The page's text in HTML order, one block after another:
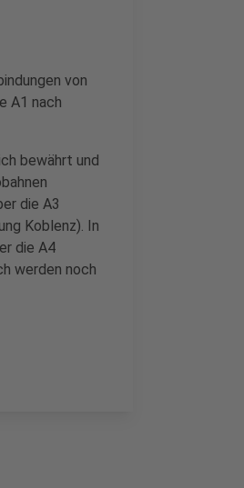
von
A1 nach
bewährt und
die A3
Koblenz). In
die A4
werden noch